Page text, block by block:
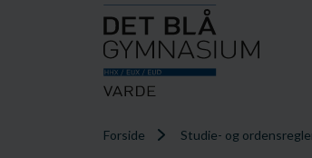
Forside Studie- og